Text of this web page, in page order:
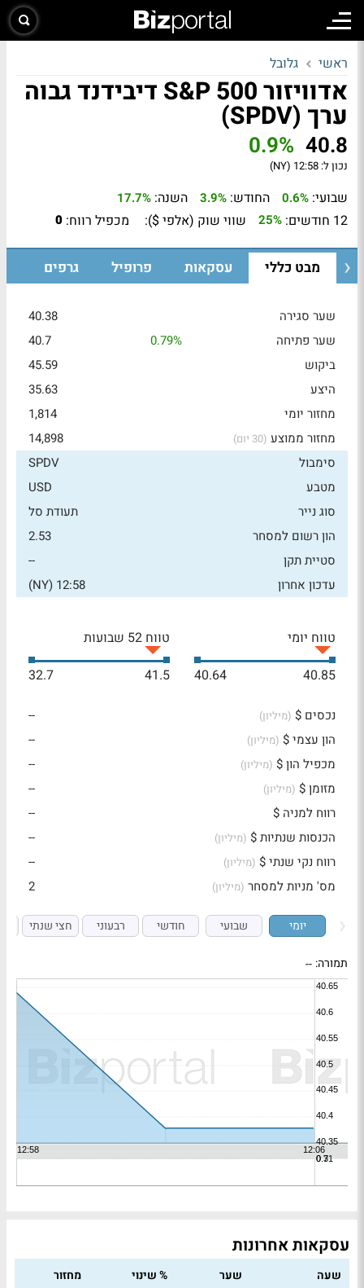
ראשי גלובל
אדוויזור S&P 500 דיבידנד גבוה
ערך (SPDV)
40.8
0.9%
נכון ל: 12:58 (NY)
שבועי: 0.6% החודש: 3.9% השנה: 17.7%
12 חודשים: 25% שווי שוק (אלפי $): מכפיל רווח: 0
מבט כללי עסקאות פרופיל גרפים
שער סגירה
40.38
שער פתיחה
0.79%
40.7
ביקוש
45.59
היצע
35.63
מחזור יומי
1,814
מחזור ממוצע (30 יום)
14,898
סימבול
SPDV
מטבע
USD
סוג נייר
תעודת סל
הון רשום למסחר
2.53
סטיית תקן
--
עדכון אחרון
12:58 (NY)
טווח יומי
40.85
40.64
טווח 52 שבועות
41.5
32.7
נכסים $ (מיליון)
--
הון עצמי $ (מיליון)
--
מכפיל הון $ (מיליון)
--
מזומן $ (מיליון)
--
רווח למניה $
--
הכנסות שנתיות $ (מיליון)
--
רווח נקי שנתי $ (מיליון)
--
מס' מניות למסחר (מיליון) 2
יומי שבועי חודשי רבעוני חצי שנתי
תמורה: --
עסקאות אחרונות
שעה שער % שינוי
מחזור